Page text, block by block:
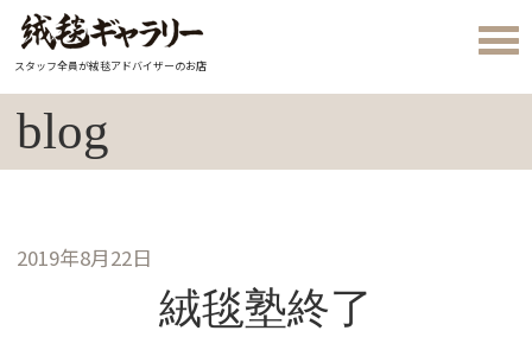
スタッフ全員が絨毯アドバイザーのお店
blog
2019年8月22日
絨毯塾終了